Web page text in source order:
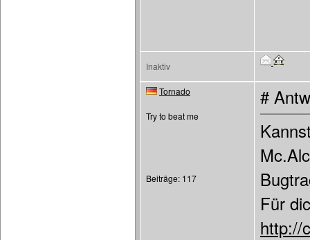
Inaktiv
Tornado
Try to beat me
Beiträge: 117
#
Für
http://